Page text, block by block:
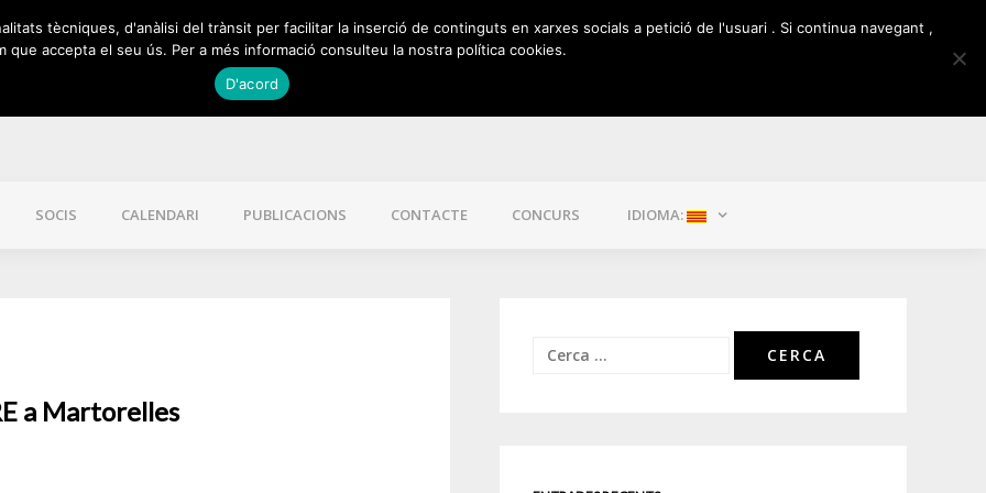
SOCIS CALENDARI PUBLICACIONS CONTACTE CONCURS IDIOMA:
a Martorelles
Cerca:
tècniques, d'anàlisi del trànsit per facilitar la inserció de continguts en xarxes socials a petició de l'usuari . Si continua navegant ,
que accepta el seu ús. Per a més informació consulteu la nostra política cookies.
D'acord